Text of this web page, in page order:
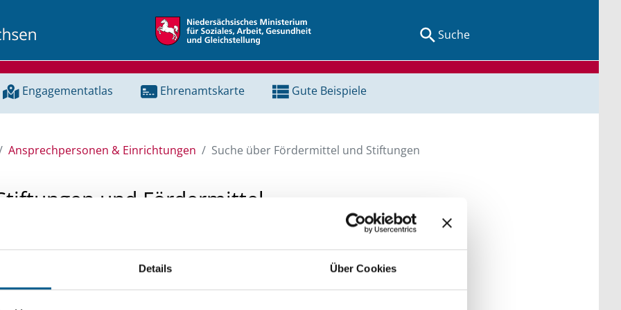
Details Über Cookies
Suche
Engagementatlas Ehrenamtskarte Gute Beispiele
Ansprechpersonen & Einrichtungen Suche über Fördermittel und Stiftungen
und Fördermittel
und Stiftungsdatenbank recherchieren. Bei der Suche bitte die Groß- und